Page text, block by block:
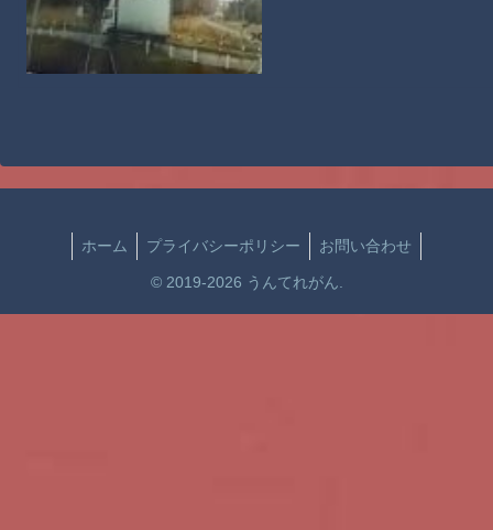
ホーム プライバシーポリシー お問い合わせ
© 2019-2026 うんてれがん.